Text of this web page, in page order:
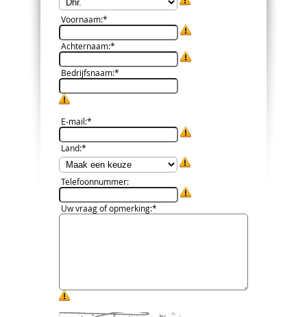
Voornaam:*
Achternaam:*
Bedrijfsnaam:*
E-mail:*
Land:*
Telefoonnummer:
Uw vraag of opmerking:*